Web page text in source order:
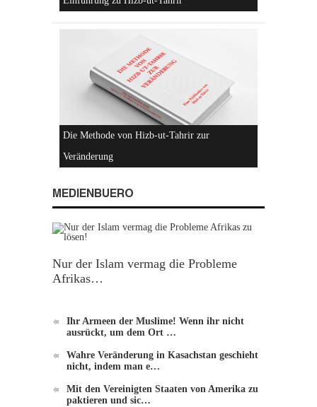
Einführung zu Hizb-ut-Tahrir
MEDIENBUERO
Nur der Islam vermag die Probleme
Afrikas…
Ihr Armeen der Muslime! Wenn ihr nicht
ausrückt, um dem Ort …
Wahre Veränderung in Kasachstan geschieht
nicht, indem man e…
Mit den Vereinigten Staaten von Amerika zu
paktieren und sic…